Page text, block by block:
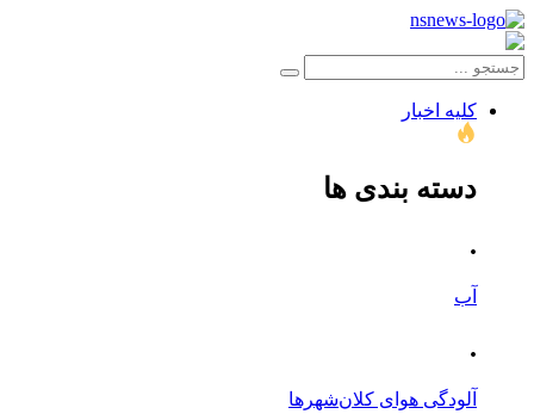
کلیه اخبار
دسته بندی ها
.
آب
.
آلودگی هوای کلان‌شهرها